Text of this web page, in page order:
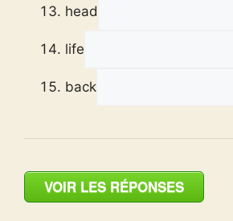
head
life
back
VOIR LES RÉPONSES